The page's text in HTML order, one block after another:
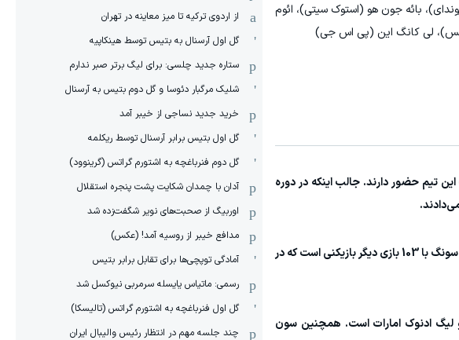
بائه جون هو (استوک سیتی)، ائوم
لی کانگ این (پی اس جی)
6 بازیکن هم از کی لیگ در ترکیب این تیم حضور دارند. جالب اینکه در دوره
* باتجربه‌ترین بازیکن کره جنوبی سون هیونگ مین است که 142 بازی ملی انجام داده است. همچنین لی جائه سونگ با 103 بازی دیگر بازیکنی است که در
لیگ ادنوک امارات است. همچنین سون
از اردوی ترکیه تا میز معاینه در تهران
گل اول آرسنال به بتیس توسط هینکاپیه
ستاره جدید چلسی: برای لیگ برتر صبر ندارم
شلیک مرگبار دئوسا و گل دوم بتیس به آرسنال
خرید جدید نساجی از خیبر آمد
گل اول بتیس برابر آرسنال توسط ریکلمه
گل دوم فنرباغچه به اشتورم گراتس (گرینوود)
آدان با چمدان شکایت پشت پنجره استقلال
اوربیگ از صحبت‌های نویر شگفت‌زده شد
مدافع خیبر از روسیه آمد! (عکس)
آمادگی توپچی‌ها برای تقابل برابر بتیس
رسمی: ماتیاس یایسله سرمربی نیوکسل شد
گل اول فنرباغچه به اشتورم گراتس (تالیسکا)
چند جلسه مهم در انتظار رئیس والیبال ایران